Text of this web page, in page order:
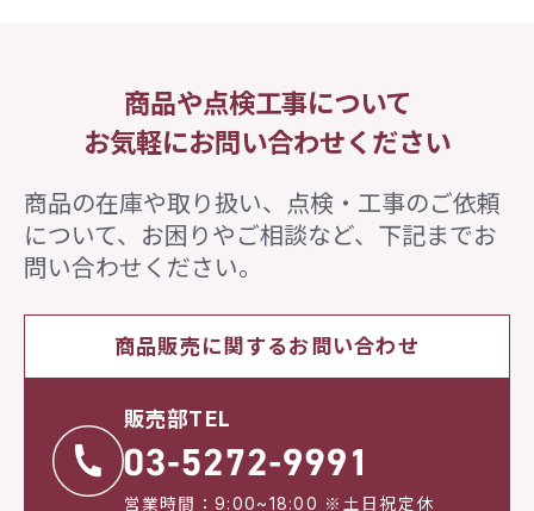
商品や点検工事について
お気軽にお問い合わせください
商品の在庫や取り扱い、点検・工事のご依頼
について、 お困りやご相談など、下記までお
問い合わせください。
商品販売に関するお問い合わせ
販売部TEL
営業時間：9:00~18:00 ※土日祝定休